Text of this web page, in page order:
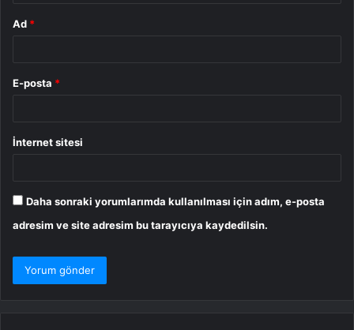
Ad *
E-posta *
İnternet sitesi
Daha sonraki yorumlarımda kullanılması için adım, e-posta
adresim ve site adresim bu tarayıcıya kaydedilsin.